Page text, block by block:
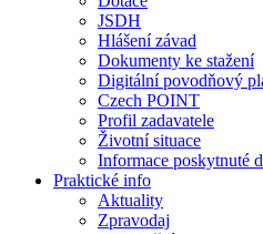
JSDH
Hlášení závad
Dokumenty ke stažení
Digitální povodňový
Czech POINT
Profil zadavatele
Životní situace
Informace poskytnuté
Praktické info
Aktuality
Zpravodaj